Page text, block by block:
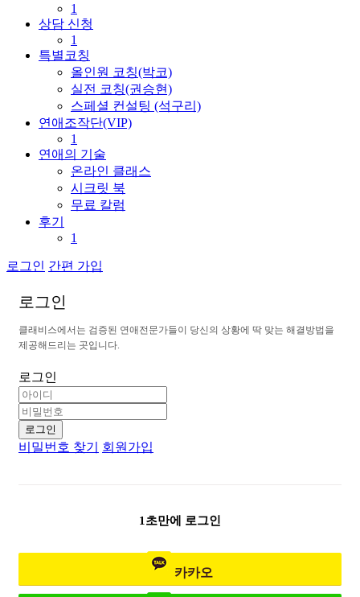
1
상담 신청
1
특별코칭
올인원 코칭(박코)
실전 코칭(권승현)
스페셜 컨설팅 (석구리)
연애조작단(VIP)
1
연애의 기술
온라인 클래스
시크릿 북
무료 칼럼
후기
1
로그인 간편 가입
로 그 인
클래비 스에서 는 검 증된 연애전 문가들이 당신 의 상황에 딱 맞는 해결 방법 을
제공해드리 는 곳입 니 다.
로그인
로그인
비밀번호 찾기 회원가입
1초만에 로그인
카카오